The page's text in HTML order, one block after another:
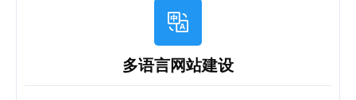
多语言网站建设